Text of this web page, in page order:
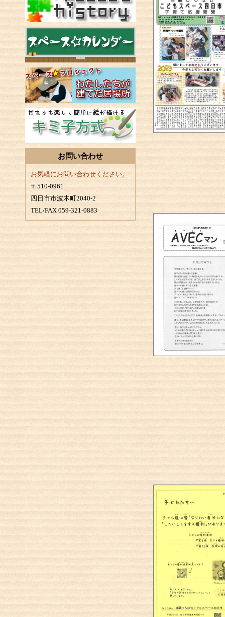
お問い合わせ
お気軽にお問い合わせください。
〒510-0961
四日市市波木町2040-2
TEL/FAX 059-321-0883